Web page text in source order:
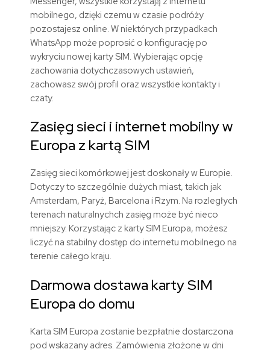
mobilnego, dzięki czemu w czasie podróży
pozostajesz online. W niektórych przypadkach
WhatsApp może poprosić o konfigurację po
wykryciu nowej karty SIM. Wybierając opcję
zachowania dotychczasowych ustawień,
zachowasz swój profil oraz wszystkie kontakty i
czaty.
Zasięg sieci i internet mobilnyw
Europa z kartąSIM
Zasięg sieci komórkowej jest doskonały w Europie.
Dotyczy to szczególnie dużych miast, takich jak
Amsterdam, Paryż, Barcelona i Rzym. Na rozległych
terenach naturalnychch zasięg może być nieco
mniejszy. Korzystając z karty SIM Europa, możesz
liczyć na stabilny dostęp do internetu mobilnego na
terenie całego kraju.
Darmowa dostawa karty SIM
Europa do domu
Karta SIM Europa zostanie bezpłatnie dostarczona
pod wskazany adres. Zamówienia złożone w dni